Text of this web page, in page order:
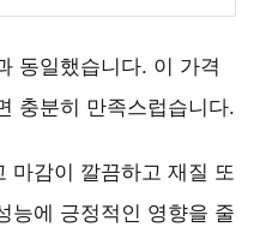
동일했습니다. 이 가격
충분히 만족스럽습니다.
마감이 깔끔하고 재질 또
능에 긍정적인 영향을 줄